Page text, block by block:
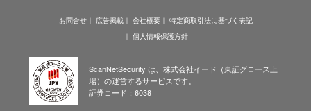
お問合せ 広告掲載 会社概要
特定商取引法に基づく表記
個人情報保護方針
ScanNetSecurity は、株式会社イード（東証グロース上
場）の運営するサービスです。
証券コード：6038